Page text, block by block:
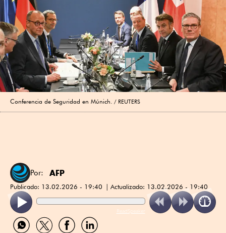
Conferencia de Seguridad en Múnich. REUTERS
Por: AFP
Publicado: 13.02.2026 - 19:40 Actualizado: 13.02.2026 - 19:40
ReadSpeaker
Compartir
por
Compartir
por
Compartir
por
Compartir
por